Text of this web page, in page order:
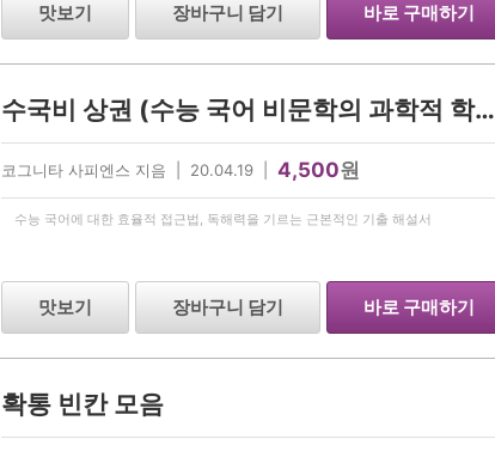
맛보기 장바구니 담기 바로 구매하기
수국비 상권 (수능 국어 비문학의 과학적 학습법)
코그니타 사피엔스 지음 | 20.04.19 | 4,500원
수능 국어에 대한 효율적 접근법, 독해력을 기르는 근본적인 기출 해설서
맛보기 장바구니 담기 바로 구매하기
확통 빈칸 모음